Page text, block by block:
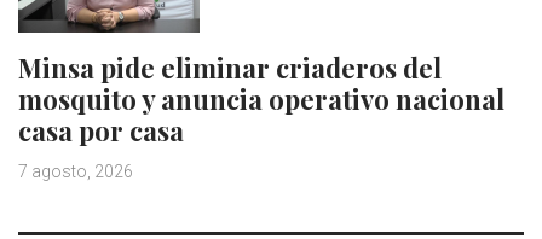
Minsa pide eliminar criaderos del
mosquito y anuncia operativo nacional
casa por casa
7 agosto, 2026